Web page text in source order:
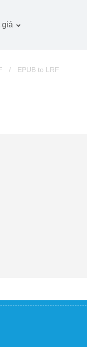
giá
/ EPUB to LRF